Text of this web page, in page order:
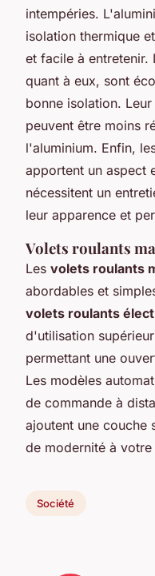
intempéries.
isolation thermique
et facile à entretenir.
quant à eux, sont
bonne isolation.
peuvent être moins
l'aluminium. Enfin,
apportent un aspect
nécessitent un
leur apparence et
Volets roulants
Les volets roulants
abordables et
volets roulants
d'utilisation
permettant une
Les modèles
de commande à
ajoutent une couche
de modernité à votre
Société